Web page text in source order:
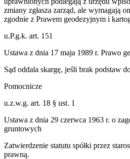
zmiany zgłasza zarząd, ale wymagają
zgodnie z Prawem geodezyjnym i
u.P.g.k. art. 151
Ustawa z dnia 17 maja 1989 r. Prawo
Sąd oddala skargę, jeśli brak podstaw
Pomocnicze
u.z.w.g. art. 18 § ust. 1
Ustawa z dnia 29 czerwca 1963 r. o
gruntowych
Zatwierdzenie statutu spółki przez
prawną.